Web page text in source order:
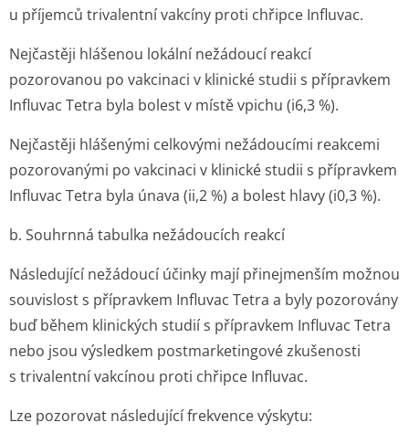
u příjemců trivalentní vakcíny proti chřipce Influvac.
Nejčastěji hlášenou lokální nežádoucí reakcí
pozorovanou po vakcinaci v klinické studii s přípravkem
Influvac Tetra byla bolest v místě vpichu (i6,3 %).
Nejčastěji hlášenými celkovými nežádoucími reakcemi
pozorovanými po vakcinaci v klinické studii s přípravkem
Influvac Tetra byla únava (ii,2 %) a bolest hlavy (i0,3 %).
b. Souhrnná tabulka nežádoucích reakcí
Následující nežádoucí účinky mají přinejmenším možnou
souvislost s přípravkem Influvac Tetra a byly pozorovány
buď během klinických studií s přípravkem Influvac Tetra
nebo jsou výsledkem postmarketingové zkušenosti
s trivalentní vakcínou proti chřipce Influvac.
Lze pozorovat následující frekvence výskytu: